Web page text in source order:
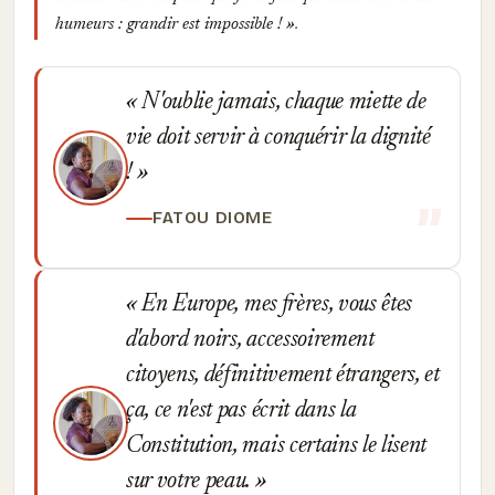
humeurs : grandir est impossible !
.
N'oublie jamais, chaque miette de
vie doit servir à conquérir la dignité
!
FATOU DIOME
En Europe, mes frères, vous êtes
d'abord noirs, accessoirement
citoyens, définitivement étrangers, et
ça, ce n'est pas écrit dans la
Constitution, mais certains le lisent
sur votre peau.